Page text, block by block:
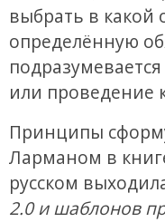
выбрать в какой
определённую
или проведение
Принципы
Ларманом в
русском
2.0 и шаблонов